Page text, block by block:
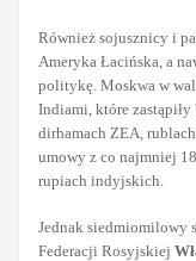
Również sojusznicy i
Ameryka Łacińska, a
politykę. Moskwa w
Indiami, które
dirhamach ZEA,
umowy z co najmniej
rupiach indyjskich.
Jednak siedmiomilowy
Federacji Rosyjskiej